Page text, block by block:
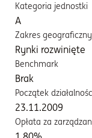
Kategoria jednostki
A
Zakres geograficzny
Rynki rozwinięte
Benchmark
Brak
Początek
23.11.2009
Opłata za